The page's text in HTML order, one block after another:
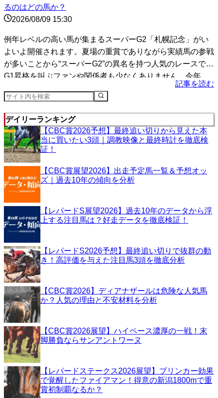
るのはどの馬か？
2026/08/09 15:30
例年レベルの高い馬が集まるスーパーG2「札幌記念」がい
よいよ開催されます。夏場の重賞でありながら実績馬の参戦
が多いことから“スーパーG2”の異名を持つ人気のレースで、
G1昇格を叫ぶファンや関係者も少なくありません。今年
記事を読む
デイリーランキング
【CBC賞2026予想】最終追い切りから見えた本
当に買いたい3頭｜調教映像と最終時計を徹底検
証！
【CBC賞展望2026】出走予定馬一覧＆予想オッ
ズ｜過去10年の傾向を分析
【レパードS展望2026】過去10年のデータから浮
上する注目馬は？好走データを徹底検証！
【レパードS2026予想】最終追い切りで抜群の動
き！高評価を与えた注目馬3頭を徹底分析
【CBC賞2026】ディアナザールは危険な人気馬
か？人気の理由と不安材料を分析
【CBC賞2026展望】ハイペース濃厚の一戦！末
脚勝負ならサンアントワーヌ
【レパードステークス2026展望】ブリンカー効果
で覚醒したファイアマン！得意の新潟1800mで重
賞初制覇なるか？